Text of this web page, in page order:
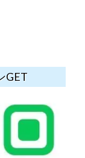
GET